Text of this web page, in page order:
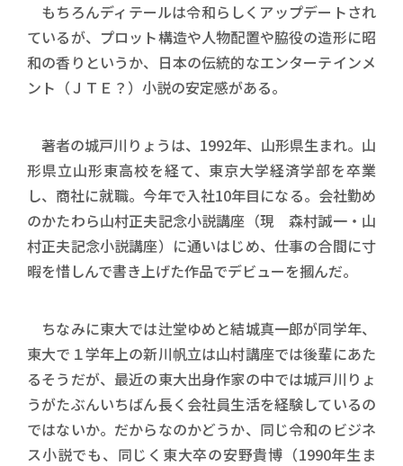
もちろんディテールは令和らしくアップデートされ
ているが、プロット構造や人物配置や脇役の造形に昭
和の香りというか、日本の伝統的なエンターテインメ
ント（ＪＴＥ？）小説の安定感がある。
著者の城戸川りょうは、1992年、山形県生まれ。山
形県立山形東高校を経て、東京大学経済学部を卒業
し、商社に就職。今年で入社10年目になる。会社勤め
のかたわら山村正夫記念小説講座（現 森村誠一・山
村正夫記念小説講座）に通いはじめ、仕事の合間に寸
暇を惜しんで書き上げた作品でデビューを摑んだ。
ちなみに東大では辻堂ゆめと結城真一郎が同学年、
東大で１学年上の新川帆立は山村講座では後輩にあた
るそうだが、最近の東大出身作家の中では城戸川りょ
うがたぶんいちばん長く会社員生活を経験しているの
ではないか。だからなのかどうか、同じ令和のビジネ
ス小説でも、同じく東大卒の安野貴博（1990年生ま